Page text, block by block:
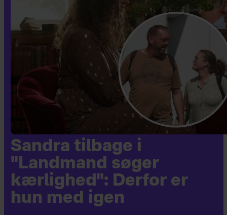
Sandra tilbage i
"Landmand søger
kærlighed": Derfor er
hun med igen